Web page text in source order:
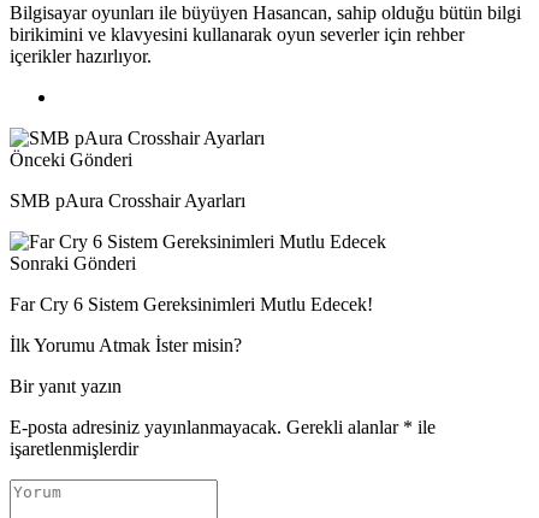
Bilgisayar oyunları ile büyüyen Hasancan, sahip olduğu bütün bilgi
birikimini ve klavyesini kullanarak oyun severler için rehber
içerikler hazırlıyor.
Önceki Gönderi
SMB pAura Crosshair Ayarları
Sonraki Gönderi
Far Cry 6 Sistem Gereksinimleri Mutlu Edecek!
İlk Yorumu Atmak İster misin?
Bir yanıt yazın
E-posta adresiniz yayınlanmayacak. Gerekli alanlar * ile
işaretlenmişlerdir